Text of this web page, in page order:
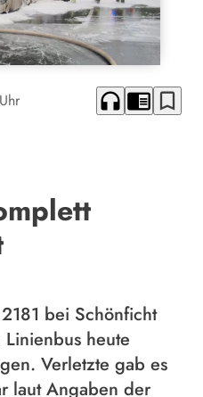
headphones chrome_reader_mode bookmark_border
bei Schönficht
heute
Verletzte gab es
laut Angaben der